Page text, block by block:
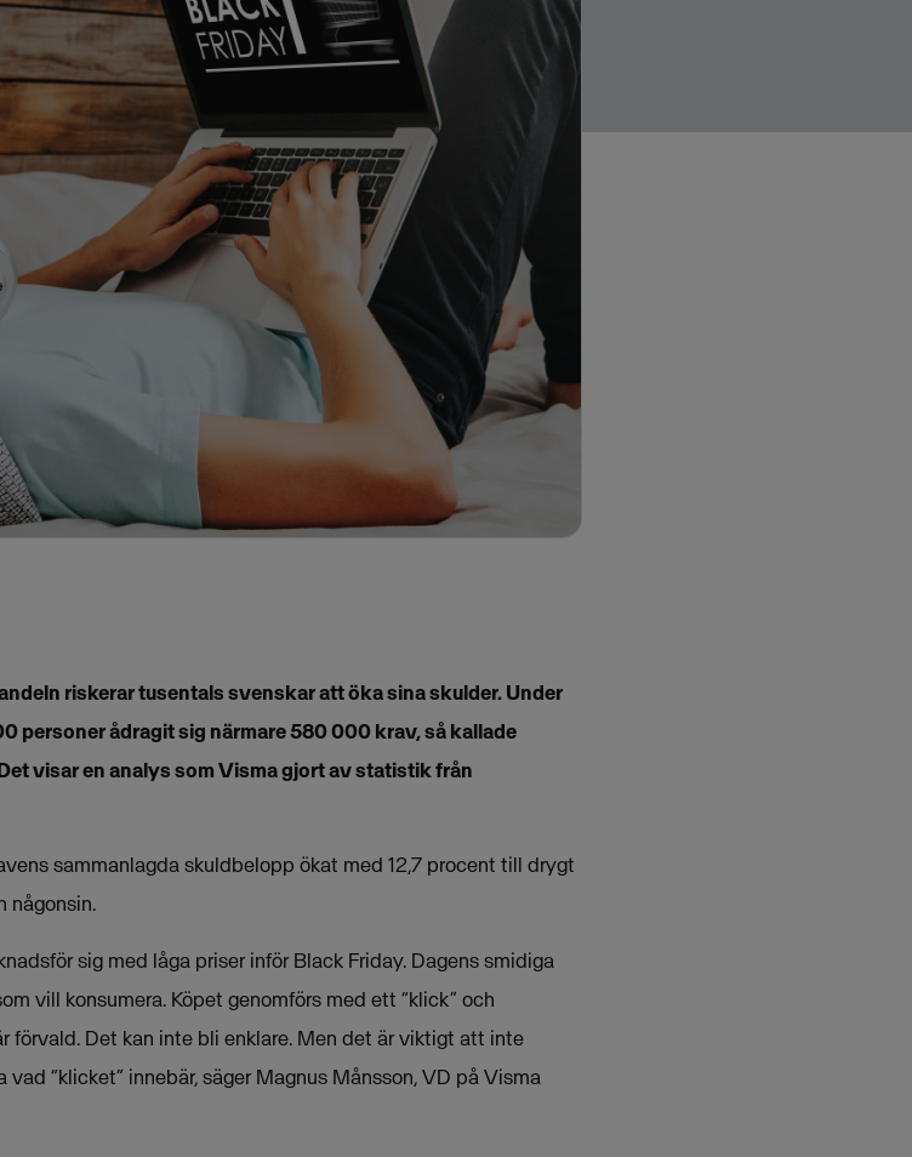
riskerar tusentals svenskar att öka sina skulder. Under
personer ådragit sig närmare 580 000 krav, så kallade
visar en analys som Visma gjort av statistik från
sammanlagda skuldbelopp ökat med 12,7 procent till drygt
någonsin.
sig med låga priser inför Black Friday. Dagens smidiga
vill konsumera. Köpet genomförs med ett “klick” och
förvald. Det kan inte bli enklare. Men det är viktigt att inte
“klicket” innebär, säger Magnus Månsson, VD på Visma